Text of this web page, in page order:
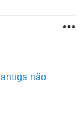
não